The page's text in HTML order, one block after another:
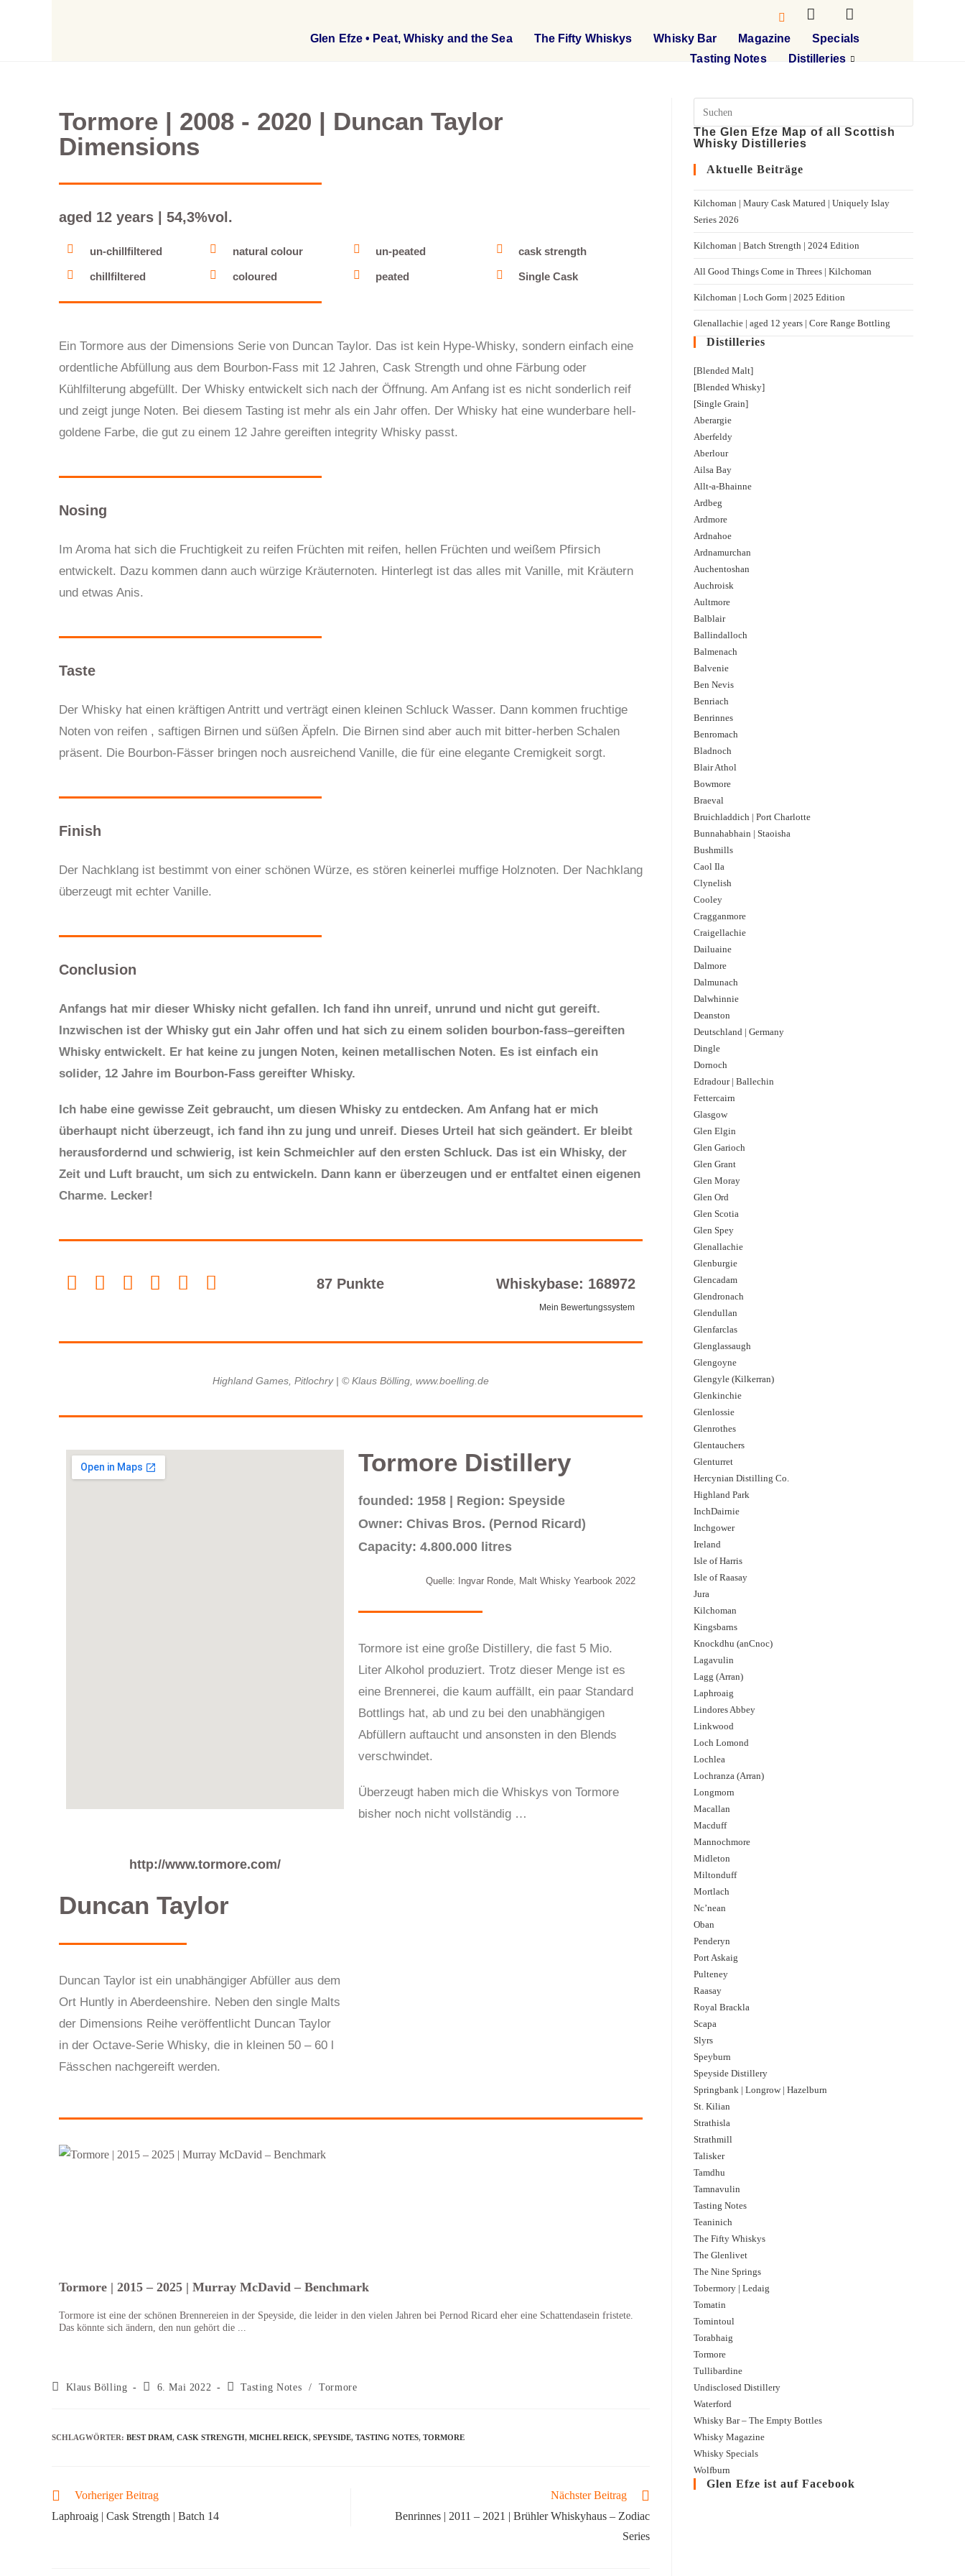
Glen Efze • Peat, Whisky and the Sea The Fifty Whiskys Whisky Bar Magazine
Specials
Tasting Notes
Distilleries
Tormore | 2008 - 2020 | Duncan Taylor
Dimensions
aged 12 years | 54,3%vol.
un-chillfiltered
chillfiltered
natural colour
coloured
un-peated
peated
cask strength
Single Cask
Ein Tormore aus der Dimensions Serie von Duncan Taylor. Das ist kein Hype-Whisky, sondern einfach eine
ordentliche Abfüllung aus dem Bourbon-Fass mit 12 Jahren, Cask Strength und ohne Färbung oder
Kühlfilterung abgefüllt. Der Whisky entwickelt sich nach der Öffnung. Am Anfang ist es nicht sonderlich reif
und zeigt junge Noten. Bei diesem Tasting ist mehr als ein Jahr offen. Der Whisky hat eine wunderbare hell-
goldene Farbe, die gut zu einem 12 Jahre gereiften integrity Whisky passt.
Nosing
Im Aroma hat sich die Fruchtigkeit zu reifen Früchten mit reifen, hellen Früchten und weißem Pfirsich
entwickelt. Dazu kommen dann auch würzige Kräuternoten. Hinterlegt ist das alles mit Vanille, mit Kräutern
und etwas Anis.
Taste
Der Whisky hat einen kräftigen Antritt und verträgt einen kleinen Schluck Wasser. Dann kommen fruchtige
Noten von reifen , saftigen Birnen und süßen Äpfeln. Die Birnen sind aber auch mit bitter-herben Schalen
präsent. Die Bourbon-Fässer bringen noch ausreichend Vanille, die für eine elegante Cremigkeit sorgt.
Finish
Der Nachklang ist bestimmt von einer schönen Würze, es stören keinerlei muffige Holznoten. Der Nachklang
überzeugt mit echter Vanille.
Conclusion
Anfangs hat mir dieser Whisky nicht gefallen. Ich fand ihn unreif, unrund und nicht gut gereift.
Inzwischen ist der Whisky gut ein Jahr offen und hat sich zu einem soliden bourbon-fass–gereiften
Whisky entwickelt. Er hat keine zu jungen Noten, keinen metallischen Noten. Es ist einfach ein
solider, 12 Jahre im Bourbon-Fass gereifter Whisky.
Ich habe eine gewisse Zeit gebraucht, um diesen Whisky zu entdecken. Am Anfang hat er mich
überhaupt nicht überzeugt, ich fand ihn zu jung und unreif. Dieses Urteil hat sich geändert. Er bleibt
herausfordernd und schwierig, ist kein Schmeichler auf den ersten Schluck. Das ist ein Whisky, der
Zeit und Luft braucht, um sich zu entwickeln. Dann kann er überzeugen und er entfaltet einen eigenen
Charme. Lecker!
87 Punkte Whiskybase: 168972
Mein Bewertungssystem
Highland Games, Pitlochry | © Klaus Bölling, www.boelling.de
http://www.tormore.com/
Tormore Distillery
founded: 1958 | Region: Speyside
Owner: Chivas Bros. (Pernod Ricard)
Capacity: 4.800.000 litres
Quelle: Ingvar Ronde, Malt Whisky Yearbook 2022
Tormore ist eine große Distillery, die fast 5 Mio.
Liter Alkohol produziert. Trotz dieser Menge ist es
eine Brennerei, die kaum auffällt, ein paar Standard
Bottlings hat, ab und zu bei den unabhängigen
Abfüllern auftaucht und ansonsten in den Blends
verschwindet.
Überzeugt haben mich die Whiskys von Tormore
bisher noch nicht vollständig …
Duncan Taylor
Duncan Taylor ist ein unabhängiger Abfüller aus dem
Ort Huntly in Aberdeenshire. Neben den single Malts
der Dimensions Reihe veröffentlicht Duncan Taylor
in der Octave-Serie Whisky, die in kleinen 50 – 60 l
Fässchen nachgereift werden.
Tormore | 2015 – 2025 | Murray McDavid – Benchmark
Tormore ist eine der schönen Brennereien in der Speyside, die leider in den vielen Jahren bei Pernod Ricard eher eine Schattendasein fristete.
Das könnte sich ändern, den nun gehört die ...
Tormore | aged 10 years | Blueprint Cream Sherry Casks
die Farbe eher darauf hin, ...
Klaus Bölling 6. Mai 2022 Tasting Notes / Tormore
SCHLAGWÖRTER: BEST DRAM, CASK STRENGTH, MICHEL REICK, SPEYSIDE, TASTING NOTES, TORMORE
Vorheriger Beitrag
Laphroaig | Cask Strength | Batch 14
Nächster Beitrag
Benrinnes | 2011 – 2021 | Brühler Whiskyhaus – Zodiac
Series
The Glen Efze Map of all Scottish
Whisky Distilleries
Aktuelle Beiträge
Kilchoman | Maury Cask Matured | Uniquely Islay
Series 2026
Kilchoman | Batch Strength | 2024 Edition
All Good Things Come in Threes | Kilchoman
Kilchoman | Loch Gorm​ | 2025 Edition
Glenallachie | aged 12 years | Core Range Bottling
Distilleries
[Blended Malt]
[Blended Whisky]
[Single Grain]
Aberargie
Aberfeldy
Aberlour
Ailsa Bay
Allt-a-Bhainne
Ardbeg
Ardmore
Ardnahoe
Ardnamurchan
Auchentoshan
Auchroisk
Aultmore
Balblair
Ballindalloch
Balmenach
Balvenie
Ben Nevis
Benriach
Benrinnes
Benromach
Bladnoch
Blair Athol
Bowmore
Braeval
Bruichladdich | Port Charlotte
Bunnahabhain | Staoisha
Bushmills
Caol Ila
Clynelish
Cooley
Cragganmore
Craigellachie
Dailuaine
Dalmore​
Dalmunach
Dalwhinnie
Deanston
Deutschland | Germany
Dingle
Dornoch
Edradour | Ballechin
Fettercairn
Glasgow
Glen Elgin
Glen Garioch
Glen Grant
Glen Moray
Glen Ord
Glen Scotia
Glen Spey
Glenallachie
Glenburgie
Glencadam
Glendronach
Glendullan
Glenfarclas
Glenglassaugh
Glengoyne
Glengyle (Kilkerran)
Glenkinchie
Glenlossie
Glenrothes
Glentauchers
Glenturret
Hercynian Distilling Co.
Highland Park
InchDairnie
Inchgower
Ireland
Isle of Harris
Isle of Raasay
Jura
Kilchoman
Kingsbarns
Knockdhu (anCnoc)
Lagavulin
Lagg (Arran)
Laphroaig
Lindores Abbey
Linkwood
Loch Lomond
Lochlea
Lochranza (Arran)
Longmorn
Macallan
Macduff
Mannochmore
Midleton
Miltonduff
Mortlach
Nc’nean
Oban
Penderyn
Port Askaig
Pulteney
Raasay
Royal Brackla
Scapa
Slyrs
Speyburn
Speyside Distillery
Springbank | Longrow | Hazelburn
St. Kilian
Strathisla
Strathmill
Talisker
Tamdhu
Tamnavulin
Tasting Notes
Teaninich
The Fifty Whiskys
The Glenlivet
The Nine Springs
Tobermory | Ledaig
Tomatin
Tomintoul
Torabhaig
Tormore
Tullibardine
Undisclosed Distillery
Waterford
Whisky Bar – The Empty Bottles
Whisky Magazine
Whisky Specials
Wolfburn
Glen Efze ist auf Facebook